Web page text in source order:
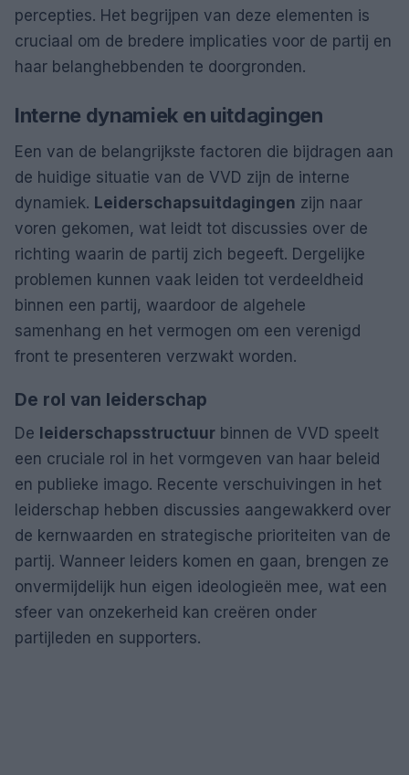
percepties. Het begrijpen van deze elementen is
cruciaal om de bredere implicaties voor de partij en
haar belanghebbenden te doorgronden.
Interne dynamiek en uitdagingen
Een van de belangrijkste factoren die bijdragen aan
de huidige situatie van de VVD zijn de interne
dynamiek. Leiderschapsuitdagingen zijn naar
voren gekomen, wat leidt tot discussies over de
richting waarin de partij zich begeeft. Dergelijke
problemen kunnen vaak leiden tot verdeeldheid
binnen een partij, waardoor de algehele
samenhang en het vermogen om een verenigd
front te presenteren verzwakt worden.
De rol van leiderschap
De leiderschapsstructuur binnen de VVD speelt
een cruciale rol in het vormgeven van haar beleid
en publieke imago. Recente verschuivingen in het
leiderschap hebben discussies aangewakkerd over
de kernwaarden en strategische prioriteiten van de
partij. Wanneer leiders komen en gaan, brengen ze
onvermijdelijk hun eigen ideologieën mee, wat een
sfeer van onzekerheid kan creëren onder
partijleden en supporters.